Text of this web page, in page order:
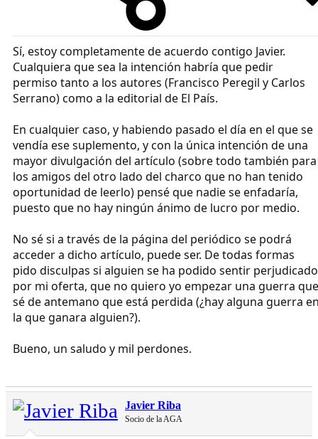
Sí, estoy completamente de acuerdo contigo Javier.
Cualquiera que sea la intención habría que pedir
permiso tanto a los autores (Francisco Peregil y Carlos
Serrano) como a la editorial de El País.
En cualquier caso, y habiendo pasado el día en el que se
vendía ese suplemento, y con la única intención de una
mayor divulgación del artículo (sobre todo también para
los amigos del otro lado del charco que no han tenido
oportunidad de leerlo) pensé que nadie se enfadaría,
puesto que no hay ningún ánimo de lucro por medio.
No sé si a través de la página del periódico se podrá
acceder a dicho artículo, puede ser. De todas formas
pido disculpas si alguien se ha podido sentir perjudicado
por mi oferta, que no quiero yo empezar una guerra que
sé de antemano que está perdida (¿hay alguna guerra
la que ganara alguien?).
Bueno, un saludo y mil perdones.
Javier Riba
Socio de la AGA